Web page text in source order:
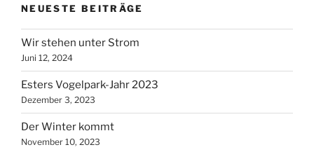
NEUESTE BEITRÄGE
Wir stehen unter Strom
Juni 12, 2024
Esters Vogelpark-Jahr 2023
Dezember 3, 2023
Der Winter kommt
November 10, 2023